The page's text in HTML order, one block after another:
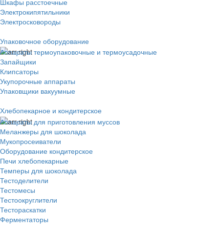
Электрокипятильники
Электросковороды
Упаковочное оборудование
Аппараты термоупаковочные и термоусадочные
Запайщики
Клипсаторы
Укупорочные аппараты
Упаковщики вакуумные
Хлебопекарное и кондитерское
Аппараты для приготовления муссов
Меланжеры для шоколада
Мукопросеиватели
Оборудование кондитерское
Печи хлебопекарные
Темперы для шоколада
Тестоделители
Тестомесы
Тестоокруглители
Тестораскатки
Ферментаторы